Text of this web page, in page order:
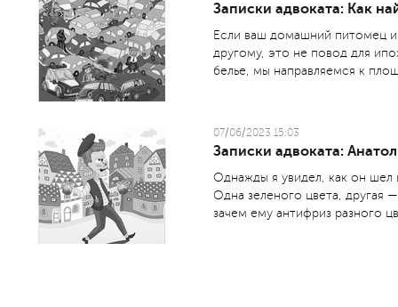
Записки адвоката: Как
Если ваш домашний питомец
другому, это не повод для
белье, мы направляемся к
07/06/2023 15:03
Записки адвоката:
Однажды я увидел, как он шел
Одна зеленого цвета, другая
зачем ему антифриз разного